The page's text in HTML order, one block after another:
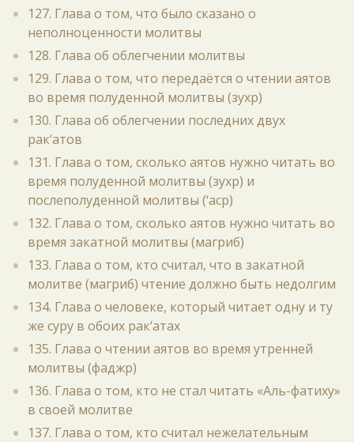
127. Глава о том, что было сказано о
неполноценности молитвы
128. Глава об облегчении молитвы
129. Глава о том, что передаётся о чтении аятов
во время полуденной молитвы (зухр)
130. Глава об облегчении последних двух
рак‘атов
131. Глава о том, сколько аятов нужно читать во
время полуденной молитвы (зухр) и
послеполуденной молитвы (‘аср)
132. Глава о том, сколько аятов нужно читать во
время закатной молитвы (магриб)
133. Глава о том, кто считал, что в закатной
молитве (магриб) чтение должно быть недолгим
134. Глава о человеке, который читает одну и ту
же суру в обоих рак‘атах
135. Глава о чтении аятов во время утренней
молитвы (фаджр)
136. Глава о том, кто не стал читать «Аль-фатиху»
в своей молитве
137. Глава о том, кто считал нежелательным